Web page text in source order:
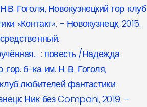
Гоголя, Новокузнецкий гор. клуб
«Контакт». – Новокузнецк, 2015.
: повесть /Надежда
гор. б-ка им. Н. В. Гоголя,
любителей фантастики
Ник без Compani, 2019. –